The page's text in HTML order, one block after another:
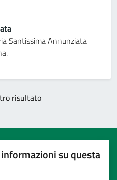
Santissima Annunziata
risultato
su questa